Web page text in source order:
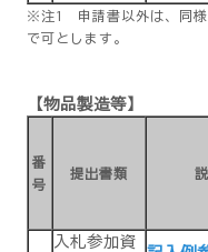
※注1 申請書以外は、同様
で可とします。
【物品製造等】
番
号
提出書類
入札参加資